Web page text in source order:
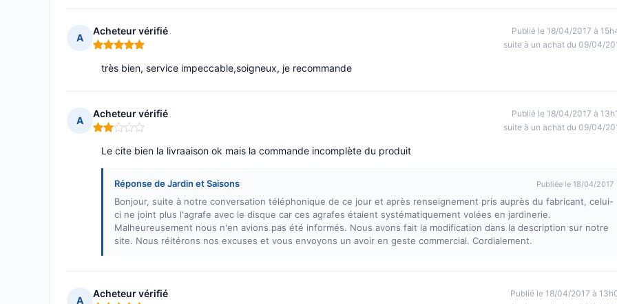
A
Acheteur vérifié
Note : 5 sur 5
Publié le 18/04/2017 à
suite à un achat du 09/04/
très bien, service impeccable,soigneux, je recommande
A
Acheteur vérifié
Note : 2 sur 5
Publié le 18/04/2017 à
suite à un achat du 09/04/
Le cite bien la livraaison ok mais la commande incomplète du produit
Réponse de Jardin et Saisons Publiée le 18/04/2017
Bonjour, suite à notre conversation téléphonique de ce jour et après renseignement pris auprès du fabricant, celui-
ci ne joint plus l'agrafe avec le disque car ces agrafes étaient systématiquement volées en jardinerie.
Malheureusement nous n'en avions pas été informés. Nous avons fait la modification dans la description sur notre
site. Nous réitérons nos excuses et vous envoyons un avoir en geste commercial. Cordialement.
A
Acheteur vérifié
Publié le 18/04/2017 à